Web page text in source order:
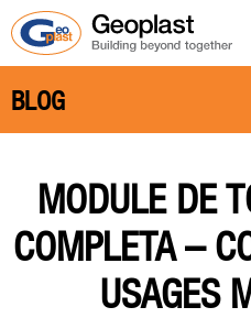
BLOG
MODULE DE
COMPLETA –
USAGES